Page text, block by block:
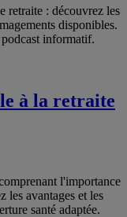
retraite : découvrez les
disponibles.
informatif.
à la retraite
l'importance
les avantages et les
santé adaptée.